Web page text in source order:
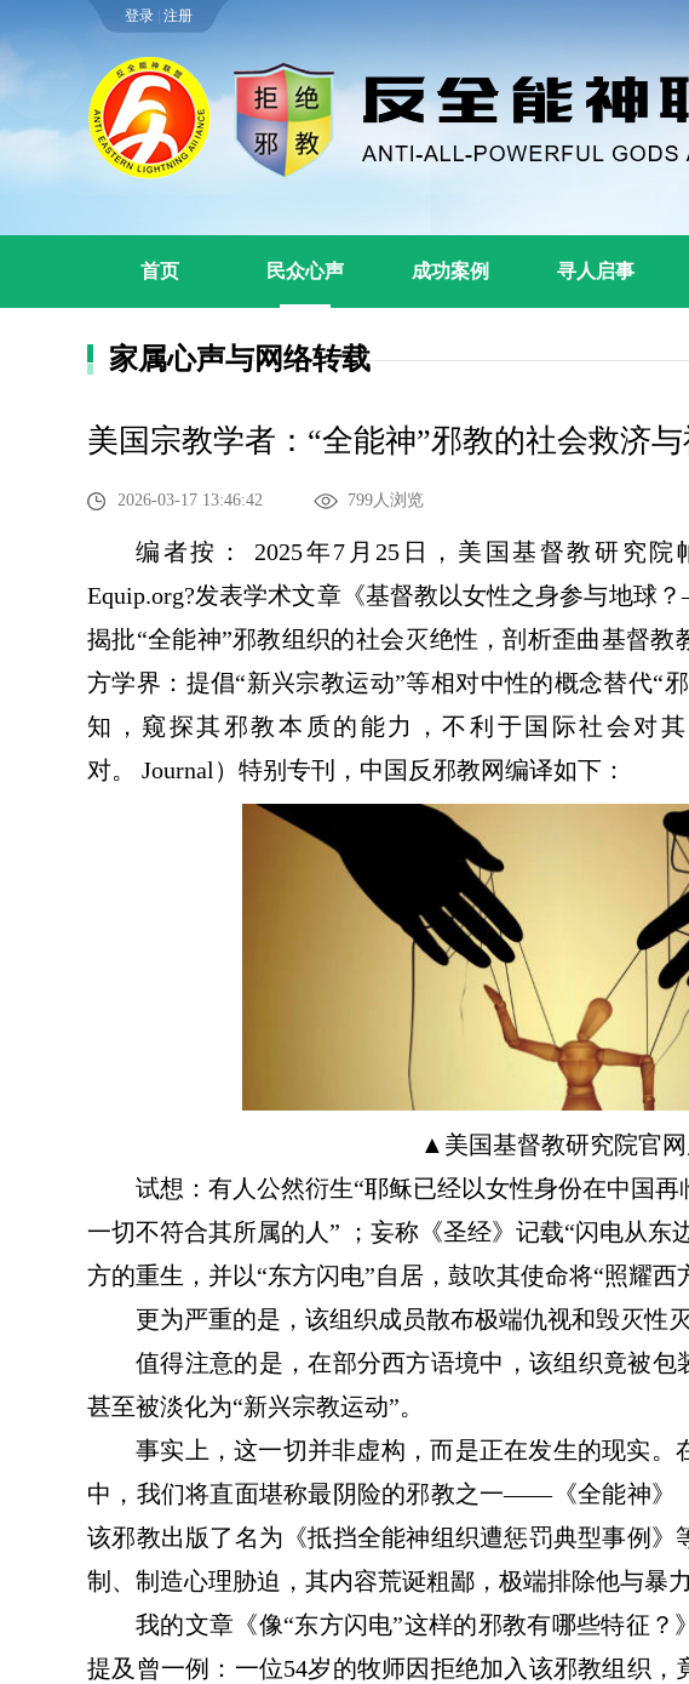
登录| 注册
首页 民众心声 成功案例 寻人启事
家属心声与网络转载
美国宗教学者：“全能神”邪教的社会救济
2026-03-17 13:46:42 799人浏览
编者按：
2025年7月25日，美国基督教研究
Equip.org?发表学术文章《基督教以女性之身参与地球？
揭批“全能神”邪教组织的社会灭绝性，剖析歪曲基督教
方学界 ：提倡“新兴宗教运动”等相对中性的概念替代“
知，窥探其邪教本质的能力
，不利于国际社会对
对。 Journal）特别专刊，中国反邪教网编译如下：
▲ 美国基督教研究院官网
试想：有人公然衍生“耶稣已经以女性身份在中国再
一切不符合其所属的人”
； 妄称 《圣经》记载“闪电从东
方的重生， 并以“东方闪电”自居，鼓吹其使命将“照耀西
更为严重的是，该组织成员散布极端仇视和毁灭性
值得注意的是，在部分西方语境中，该组织竟被包
甚至被淡化为“新兴宗教运动”。
事实上，这一切并非虚构，而是正在发生的现实。
中， 我们将直面堪称最阴险的邪教之一——《全能神》
该邪教出版了名为《抵挡全能神组织遭惩罚典型事例》
制、制造心理胁迫 ， 其内容荒诞粗鄙，极端排除他与暴
我的文章《像“东方闪电”这样的邪教有哪些特征？》
提及曾一例 ：一位54岁的牧师因拒绝加入该邪教组织